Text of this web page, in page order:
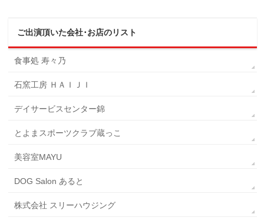
ご出演頂いた会社･お店のリスト
食事処 寿々乃
石窯工房 ＨＡＩＪＩ
デイサービスセンター錦
とよまスポーツクラブ蔵っこ
美容室MAYU
DOG Salon あると
株式会社 スリーハウジング